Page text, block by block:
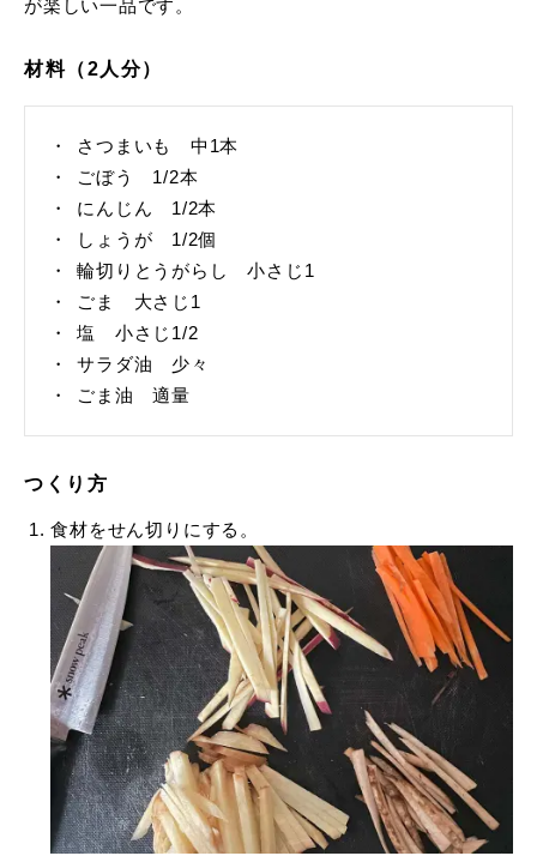
が楽しい一品です。
材料（2人分）
さつまいも 中1本
ごぼう 1/2本
にんじん 1/2本
しょうが 1/2個
輪切りとうがらし 小さじ1
ごま 大さじ1
塩 小さじ1/2
サラダ油 少々
ごま油 適量
つくり方
食材をせん切りにする。